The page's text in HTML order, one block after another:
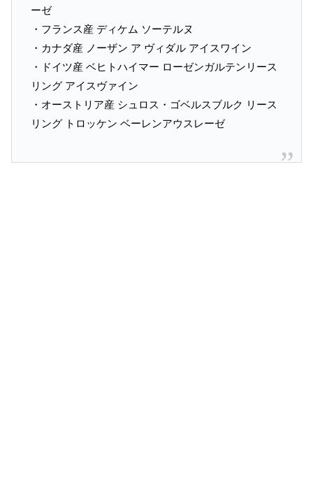
ーゼ
・フランス産 ディケム ソーテルヌ
・カナダ産 ノーザン ア ヴィダル アイスワイン
・ドイツ産 ベヒトハイマー ローゼンガルテンリース
リング アイスヴァイン
・オーストリア産 シュロス・ゴベルスブルク リース
リング トロッケン ベーレンアウスレーゼ